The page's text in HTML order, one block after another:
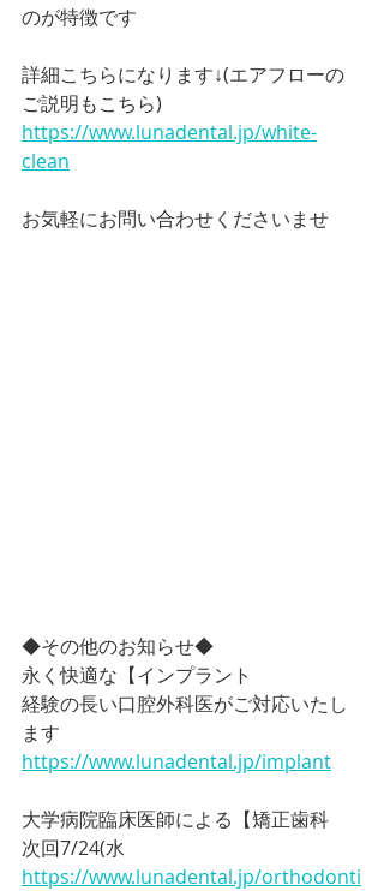
のが特徴です
詳細こちらになります↓(エアフローの
ご説明もこちら)
https://www.lunadental.jp/white-
clean
お気軽にお問い合わせくださいませ
◆その他のお知らせ◆
永く快適な【インプラント
経験の長い口腔外科医がご対応いたし
ます
https://www.lunadental.jp/implant
大学病院臨床医師による【矯正歯科
次回7/24(水
https://www.lunadental.jp/orthodonti